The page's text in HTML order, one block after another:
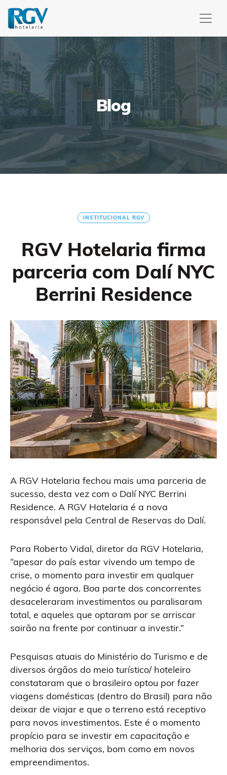
Blog
INSTITUCIONAL RGV
RGV Hotelaria firma
parceria com Dalí NYC
Berrini Residence
A RGV Hotelaria fechou mais uma parceria de
sucesso, desta vez com o Dalí NYC Berrini
Residence. A RGV Hotelaria é a nova
responsável pela Central de Reservas do Dalí.
Para Roberto Vidal, diretor da RGV Hotelaria,
“apesar do país estar vivendo um tempo de
crise, o momento para investir em qualquer
negócio é agora. Boa parte dos concorrentes
desaceleraram investimentos ou paralisaram
total, e aqueles que optaram por se arriscar
sairão na frente por continuar a investir.”
Pesquisas atuais do Ministério do Turismo e de
diversos órgãos do meio turístico/ hoteleiro
constataram que o brasileiro optou por fazer
viagens domésticas (dentro do Brasil) para não
deixar de viajar e que o terreno está receptivo
para novos investimentos. Este é o momento
propício para se investir em capacitação e
melhoria dos serviços, bom como em novos
empreendimentos.